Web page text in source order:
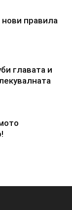
правила
главата и